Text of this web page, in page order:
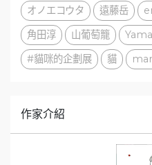
オノエコウタ
遠藤岳
角田淳
山葡萄籠
#貓咪的企劃展
貓
作家介紹